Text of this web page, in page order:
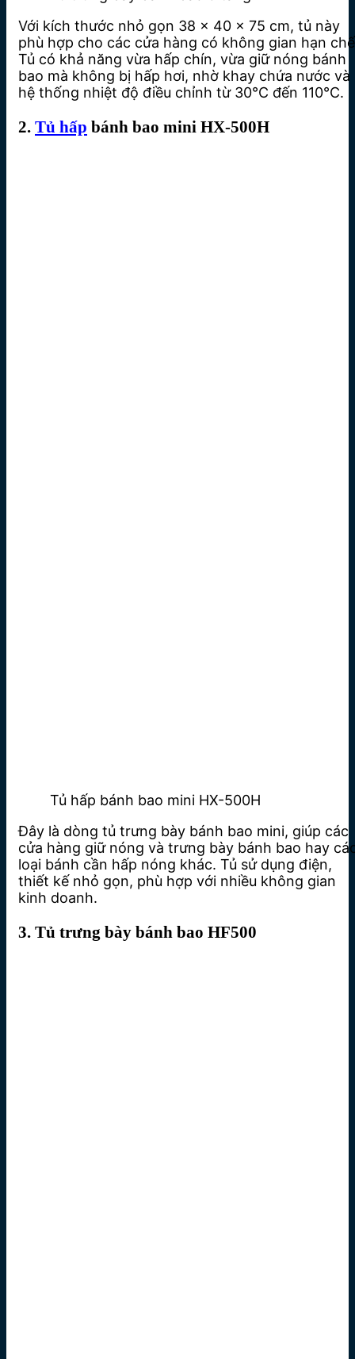
Với kích thước nhỏ gọn 38 x 40 x 75 cm, tủ này
phù hợp cho các cửa hàng có không gian hạn
Tủ có khả năng vừa hấp chín, vừa giữ nóng bánh
bao mà không bị hấp hơi, nhờ khay chứa nước và
hệ thống nhiệt độ điều chỉnh từ 30°C đến 110°C.
2. Tủ hấp bánh bao mini HX-500H
Tủ hấp bánh bao mini HX-500H
Đây là dòng tủ trưng bày bánh bao mini, giúp các
cửa hàng giữ nóng và trưng bày bánh bao hay
loại bánh cần hấp nóng khác. Tủ sử dụng điện,
thiết kế nhỏ gọn, phù hợp với nhiều không gian
kinh doanh.
3. Tủ trưng bày bánh bao HF500